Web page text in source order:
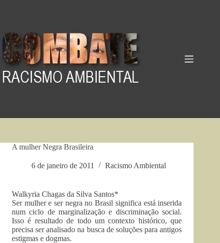
A mulher Negra Brasileira
6 de janeiro de 2011 Racismo Ambiental
Walkyria Chagas da Silva Santos*
Ser mulher e ser negra no Brasil significa está inserida
num ciclo de marginalização e discriminação social.
Isso é resultado de todo um contexto histórico, que
precisa ser analisado na busca de soluções para antigos
estigmas e dogmas.